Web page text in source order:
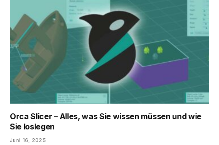
Orca Slicer – Alles, was Sie wissen müssen und wie
Sie loslegen
Juni 16, 2025